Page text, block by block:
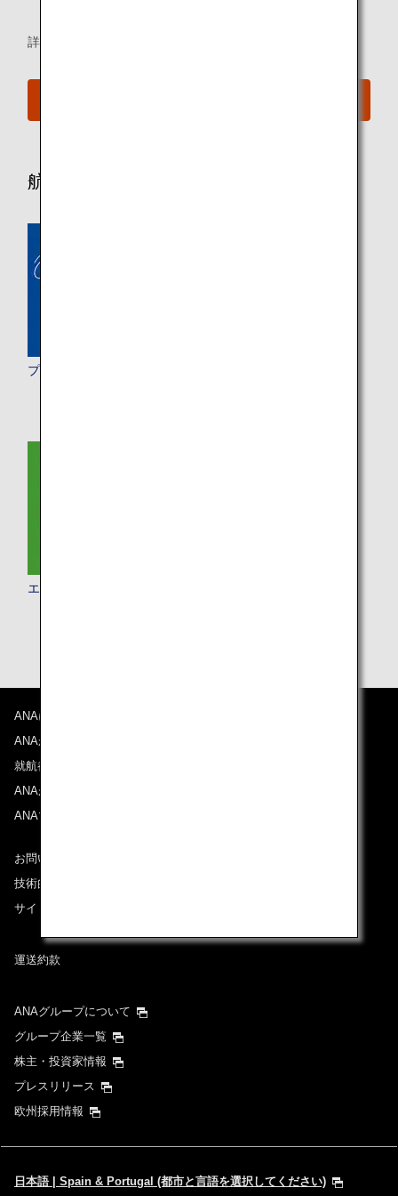
詳細はeライブラリの紹介ページにてご確認ください。
航空機および機内サービスに関する情報
プレミアムクラス
エコノミークラス
ANAについて
ANAからのお知らせ
就航都市
ANAがお約束する体験
ANAマイレージクラブ
お問い合わせ
技術的なお問い合わせ（推奨環境）
サイトマップ
運送約款
ANAグループについて
グループ企業一覧
株主・投資家情報
プレスリリース
欧州採用情報
日本語 | Spain & Portugal (都市と言語を選択してください)